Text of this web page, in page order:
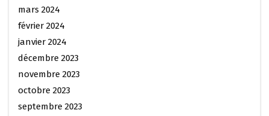
mars 2024
février 2024
janvier 2024
décembre 2023
novembre 2023
octobre 2023
septembre 2023